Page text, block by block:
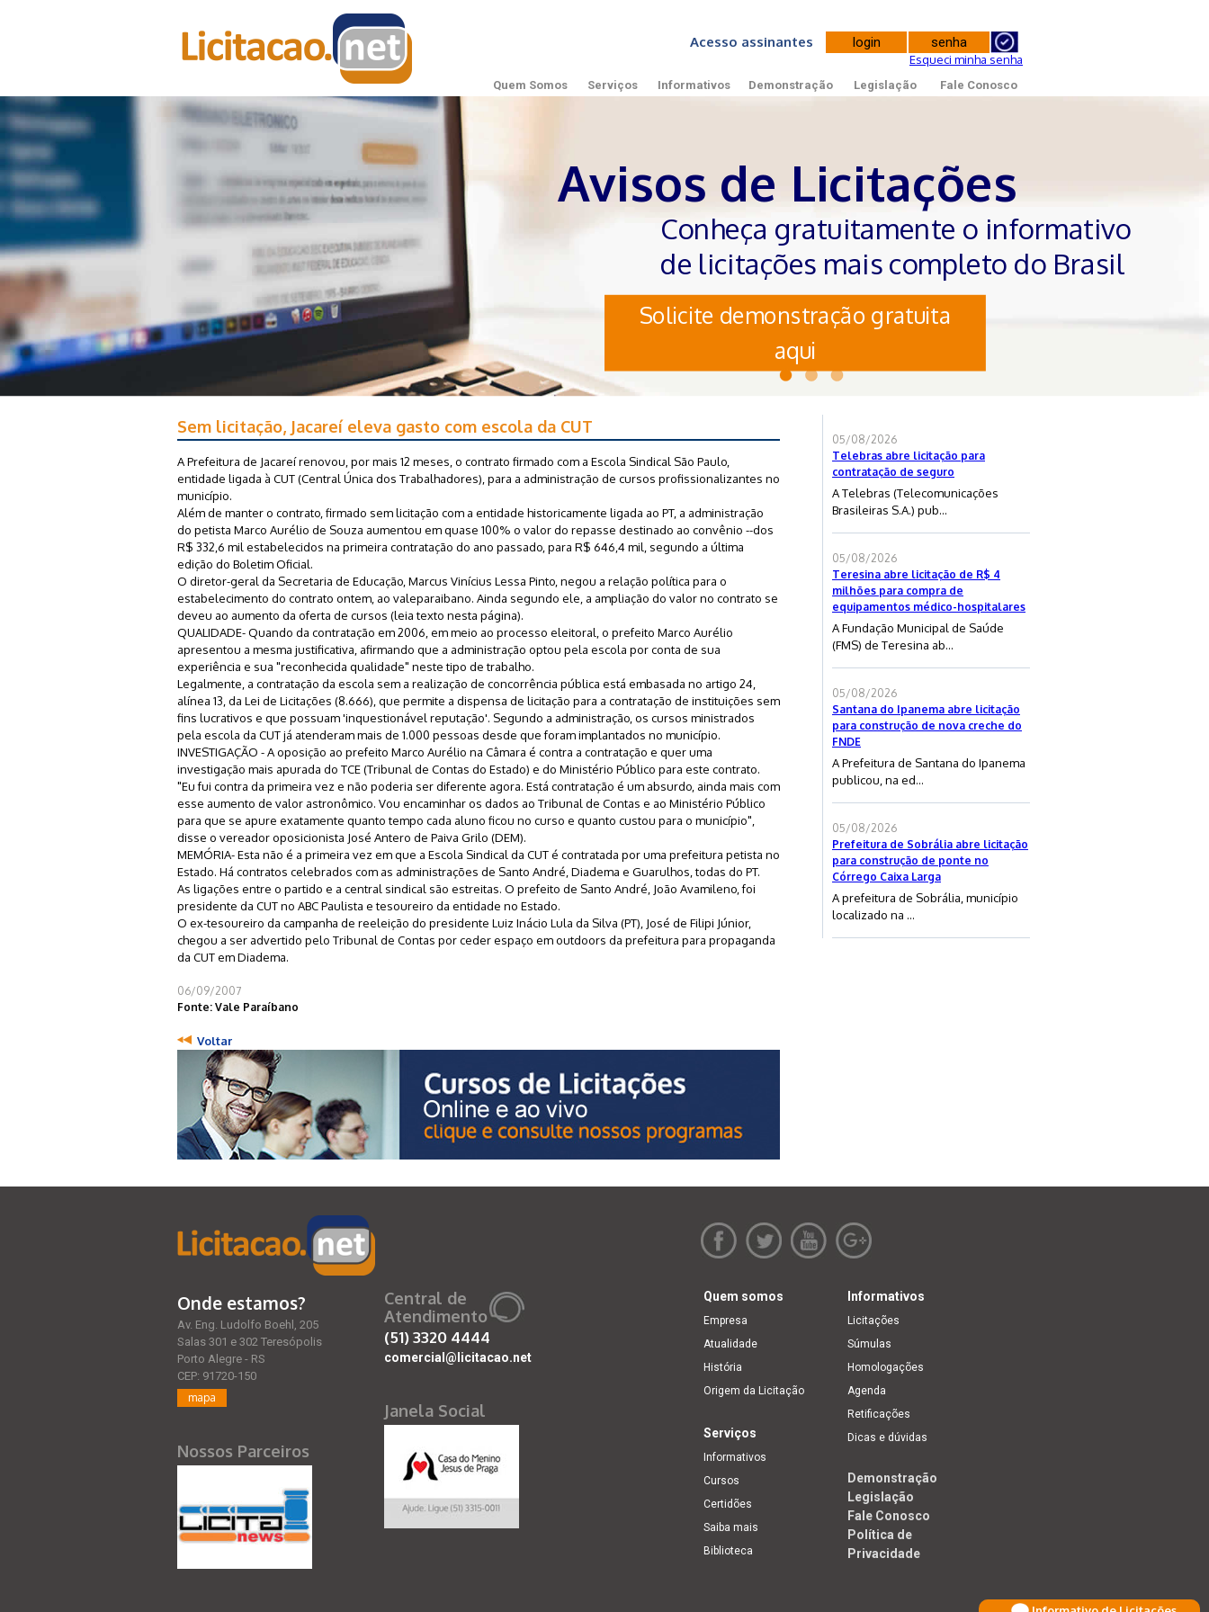
Acesso assinantes
Esqueci minha senha
Quem Somos Serviços Informativos Demonstração Legislação Fale Conosco
Avisos de Licitações
Conheça gratuitamente o informativo
de licitações mais completo do Brasil
Solicite demonstração gratuita
aqui
Sem licitação, Jacareí eleva gasto com escola da CUT
A Prefeitura de Jacareí renovou, por mais 12 meses, o contrato firmado com a Escola Sindical São Paulo,
entidade ligada à CUT (Central Única dos Trabalhadores), para a administração de cursos profissionalizantes no
município.
Além de manter o contrato, firmado sem licitação com a entidade historicamente ligada ao PT, a administração
do petista Marco Aurélio de Souza aumentou em quase 100% o valor do repasse destinado ao convênio --dos
R$ 332,6 mil estabelecidos na primeira contratação do ano passado, para R$ 646,4 mil, segundo a última
edição do Boletim Oficial.
O diretor-geral da Secretaria de Educação, Marcus Vinícius Lessa Pinto, negou a relação política para o
estabelecimento do contrato ontem, ao valeparaibano. Ainda segundo ele, a ampliação do valor no contrato se
deveu ao aumento da oferta de cursos (leia texto nesta página).
QUALIDADE- Quando da contratação em 2006, em meio ao processo eleitoral, o prefeito Marco Aurélio
apresentou a mesma justificativa, afirmando que a administração optou pela escola por conta de sua
experiência e sua "reconhecida qualidade" neste tipo de trabalho.
Legalmente, a contratação da escola sem a realização de concorrência pública está embasada no artigo 24,
alínea 13, da Lei de Licitações (8.666), que permite a dispensa de licitação para a contratação de instituições sem
fins lucrativos e que possuam 'inquestionável reputação'. Segundo a administração, os cursos ministrados
pela escola da CUT já atenderam mais de 1.000 pessoas desde que foram implantados no município.
INVESTIGAÇÃO - A oposição ao prefeito Marco Aurélio na Câmara é contra a contratação e quer uma
investigação mais apurada do TCE (Tribunal de Contas do Estado) e do Ministério Público para este contrato.
"Eu fui contra da primeira vez e não poderia ser diferente agora. Está contratação é um absurdo, ainda mais com
esse aumento de valor astronômico. Vou encaminhar os dados ao Tribunal de Contas e ao Ministério Público
para que se apure exatamente quanto tempo cada aluno ficou no curso e quanto custou para o município",
disse o vereador oposicionista José Antero de Paiva Grilo (DEM).
MEMÓRIA- Esta não é a primeira vez em que a Escola Sindical da CUT é contratada por uma prefeitura petista no
Estado. Há contratos celebrados com as administrações de Santo André, Diadema e Guarulhos, todas do PT.
As ligações entre o partido e a central sindical são estreitas. O prefeito de Santo André, João Avamileno, foi
presidente da CUT no ABC Paulista e tesoureiro da entidade no Estado.
O ex-tesoureiro da campanha de reeleição do presidente Luiz Inácio Lula da Silva (PT), José de Filipi Júnior,
chegou a ser advertido pelo Tribunal de Contas por ceder espaço em outdoors da prefeitura para propaganda
da CUT em Diadema.
06/09/2007
Fonte: Vale Paraíbano
Voltar
05/08/2026
Telebras abre licitação para
contratação de seguro
A Telebras (Telecomunicações
Brasileiras S.A.) pub...
05/08/2026
Teresina abre licitação de R$ 4
milhões para compra de
equipamentos médico-hospitalares
A Fundação Municipal de Saúde
(FMS) de Teresina ab...
05/08/2026
Santana do Ipanema abre licitação
para construção de nova creche do
FNDE
A Prefeitura de Santana do Ipanema
publicou, na ed...
05/08/2026
Prefeitura de Sobrália abre licitação
para construção de ponte no
Córrego Caixa Larga
A prefeitura de Sobrália, município
localizado na ...
Onde estamos?
Av. Eng. Ludolfo Boehl, 205
Salas 301 e 302 Teresópolis
Porto Alegre - RS
CEP: 91720-150
mapa
Nossos Parceiros
Central de
Atendimento
(51)3320 4444
comercial@licitacao.net
Janela Social
Quem somos
Empresa
Atualidade
História
Origem da Licitação
Informativos
Licitações
Súmulas
Homologações
Agenda
Retificações
Dicas e dúvidas
Serviços
Informativos
Cursos
Certidões
Saiba mais
Biblioteca
Demonstração
Legislação
Fale Conosco
Política de
Privacidade